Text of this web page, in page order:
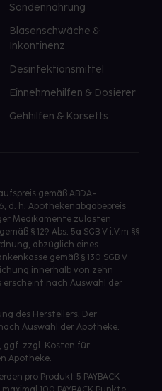
Sondennahrung
Blasenschwäche &
Inkontinenz
Desinfektionsmittel
Einnehmehilfen & Dosierer
Gehhilfen & Korsetts
gemäß ABDA-
d. h. Apothekenabgabepreis
Medikamente zulasten
§ 129 Abs. 5a SGB V i.V.m §§
abzüglich eines
gemäß § 130 SGB V
innerhalb von zehn
erscheint nach Auswahl der
des Herstellers. Der
Auswahl der Apotheke.
ggf. zzgl. Kosten für
Apotheke.
pro Produkt 5 PAYBACK